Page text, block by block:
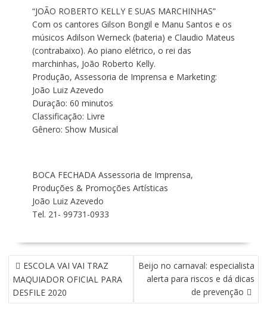
“JOÃO ROBERTO KELLY E SUAS MARCHINHAS”
Com os cantores Gilson Bongil e Manu Santos e os
músicos Adilson Werneck (bateria) e Claudio Mateus
(contrabaixo). Ao piano elétrico, o rei das
marchinhas, João Roberto Kelly.
Produção, Assessoria de Imprensa e Marketing:
João Luiz Azevedo
Duração: 60 minutos
Classificação: Livre
Gênero: Show Musical
BOCA FECHADA Assessoria de Imprensa,
Produções & Promoções Artísticas
João Luiz Azevedo
Tel. 21- 99731-0933
N
A
V
E
ESCOLA VAI VAI TRAZ
MAQUIADOR OFICIAL PARA
DESFILE 2020
Beijo no carnaval: especialista
alerta para riscos e dá dicas
de prevenção